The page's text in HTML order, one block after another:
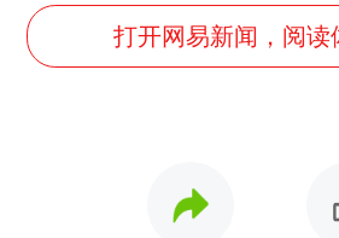
打开网易新闻，阅读